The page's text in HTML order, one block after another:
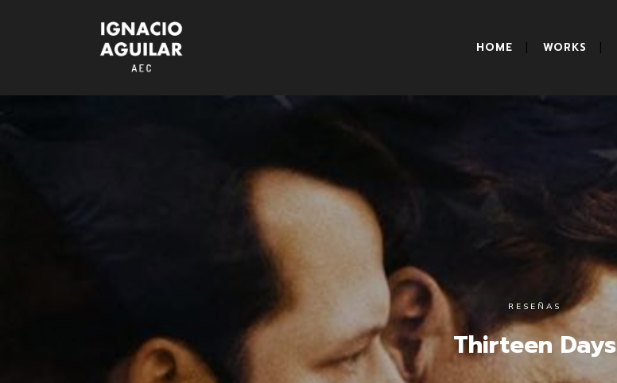
HOME WORKS
RESEÑAS
Thirteen Days